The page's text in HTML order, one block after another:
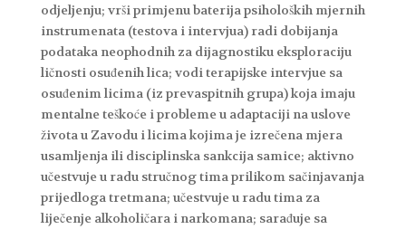
odjeljenju; vrši primjenu baterija psiholoških mjernih
instrumenata (testova i intervjua) radi dobijanja
podataka neophodnih za dijagnostiku eksploraciju
ličnosti osuđenih lica; vodi terapijske intervjue sa
osuđenim licima (iz prevaspitnih grupa) koja imaju
mentalne teškoće i probleme u adaptaciji na uslove
života u Zavodu i licima kojima je izrečena mjera
usamljenja ili disciplinska sankcija samice; aktivno
učestvuje u radu stručnog tima prilikom sačinjavanja
prijedloga tretmana; učestvuje u radu tima za
liječenje alkoholičara i narkomana; sarađuje sa